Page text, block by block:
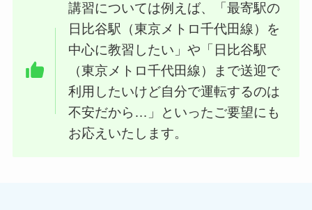
講習については例えば、「最寄駅の
日比谷駅（東京メトロ千代田線）を
中心に教習したい」や「日比谷駅
（東京メトロ千代田線）まで送迎で
利用したいけど自分で運転するのは
不安だから…」といったご要望にも
お応えいたします。